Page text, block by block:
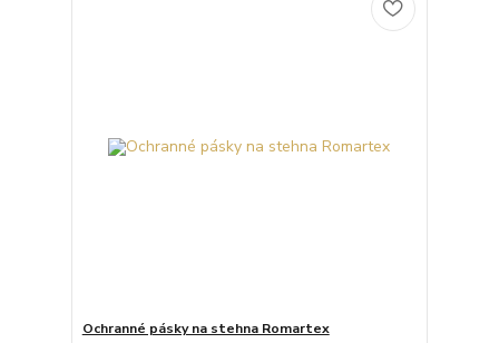
Ochranné pásky na stehna Romartex